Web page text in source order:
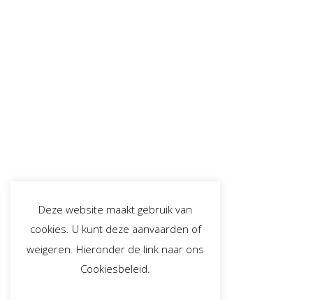
Deze website maakt gebruik van
cookies. U kunt deze aanvaarden of
weigeren. Hieronder de link naar ons
Cookiesbeleid.